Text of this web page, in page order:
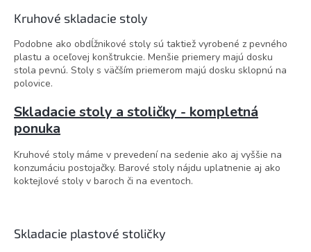
Kruhové skladacie stoly
Podobne ako obdĺžnikové stoly sú taktiež vyrobené z pevného
plastu a oceľovej konštrukcie. Menšie priemery majú dosku
stola pevnú. Stoly s väčším priemerom majú dosku sklopnú na
polovice.
Skladacie stoly a stoličky - kompletná
ponuka
Kruhové stoly máme v prevedení na sedenie ako aj vyššie na
konzumáciu postojačky. Barové stoly nájdu uplatnenie aj ako
koktejlové stoly v baroch či na eventoch.
Skladacie plastové stoličky